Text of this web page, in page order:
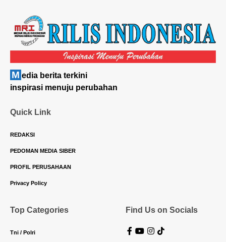
M edia berita terkini
inspirasi menuju perubahan
Quick Link
REDAKSI
PEDOMAN MEDIA SIBER
PROFIL PERUSAHAAN
Privacy Policy
Top Categories
Tni / Polri
Find Us on Socials